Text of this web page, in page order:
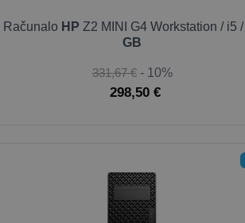
Računalo HP Z2 MINI G4 Workstation / i5 /
GB
331,67 € - 10%
298,50 €